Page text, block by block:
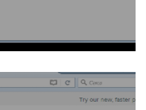
de captura
amb les